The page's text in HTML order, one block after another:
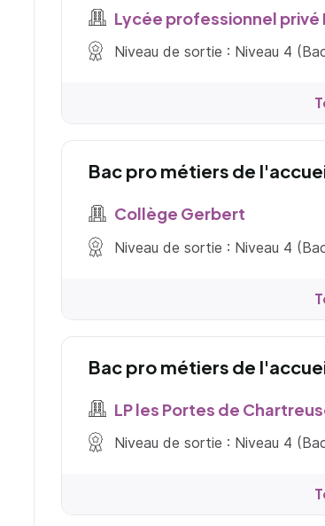
Lycée professionnel privé
Niveau de sortie : Niveau 4
Bac pro métiers de
Collège Gerbert
Niveau de sortie : Niveau 4
Bac pro métiers de
LP les Portes de
Niveau de sortie : Niveau 4